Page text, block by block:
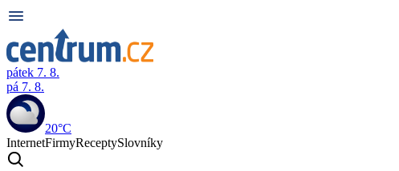
pátek 7. 8.
pá 7. 8.
20°C
InternetFirmyReceptySlovníky